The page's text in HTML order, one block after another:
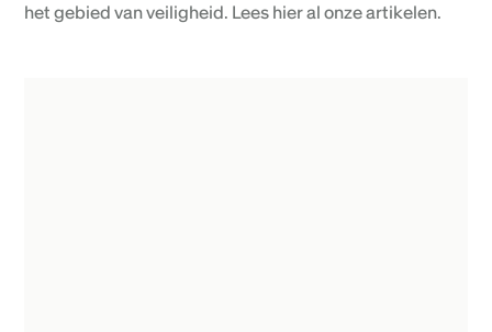
het gebied van veiligheid. Lees hier al onze artikelen.